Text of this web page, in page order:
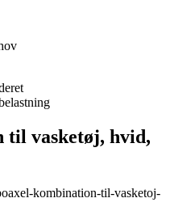
vasketøj, hvid,
kombination-til-vasketoj-